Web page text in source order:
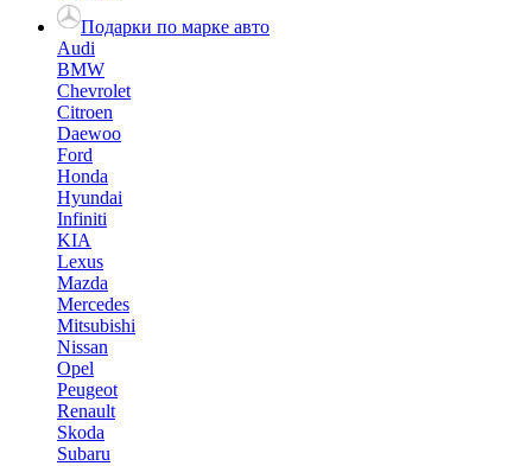
Подарки по марке авто
Audi
BMW
Chevrolet
Citroen
Daewoo
Ford
Honda
Hyundai
Infiniti
KIA
Lexus
Mazda
Mercedes
Mitsubishi
Nissan
Opel
Peugeot
Renault
Skoda
Subaru